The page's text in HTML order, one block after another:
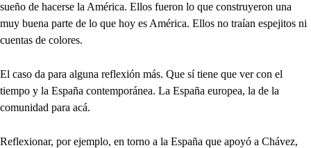
sueño de hacerse la América. Ellos fueron lo que construyeron una
muy buena parte de lo que hoy es América. Ellos no traían espejitos ni
cuentas de colores.
El caso da para alguna reflexión más. Que sí tiene que ver con el
tiempo y la España contemporánea. La España europea, la de la
comunidad para acá.
Reflexionar, por ejemplo, en torno a la España que apoyó a Chávez,